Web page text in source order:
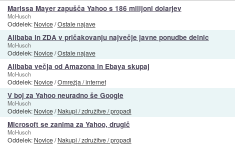
Marissa Mayer zapušča Yahoo s 186 milijoni dolarjev
McHusch
Oddelek: Novice/Ostale najave
Alibaba in ZDA v pričakovanju največje javne ponudbe delnic
McHusch
Oddelek: Novice/Ostale najave
Alibaba večja od Amazona in Ebaya skupaj
McHusch
Oddelek: Novice/Omrežja / internet
V boj za Yahoo neuradno še Google
McHusch
Oddelek: Novice/Nakupi / združitve / propadi
Microsoft se zanima za Yahoo, drugič
McHusch
Oddelek: Novice/Nakupi / združitve / propadi